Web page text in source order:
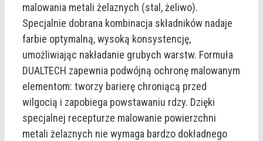
malowania metali żelaznych (stal, żeliwo).
Specjalnie dobrana kombinacja składników nadaje
farbie optymalną, wysoką konsystencję,
umożliwiając nakładanie grubych warstw. Formuła
DUALTECH zapewnia podwójną ochronę malowanym
elementom: tworzy barierę chroniącą przed
wilgocią i zapobiega powstawaniu rdzy. Dzięki
specjalnej recepturze malowanie powierzchni
metali żelaznych nie wymaga bardzo dokładnego